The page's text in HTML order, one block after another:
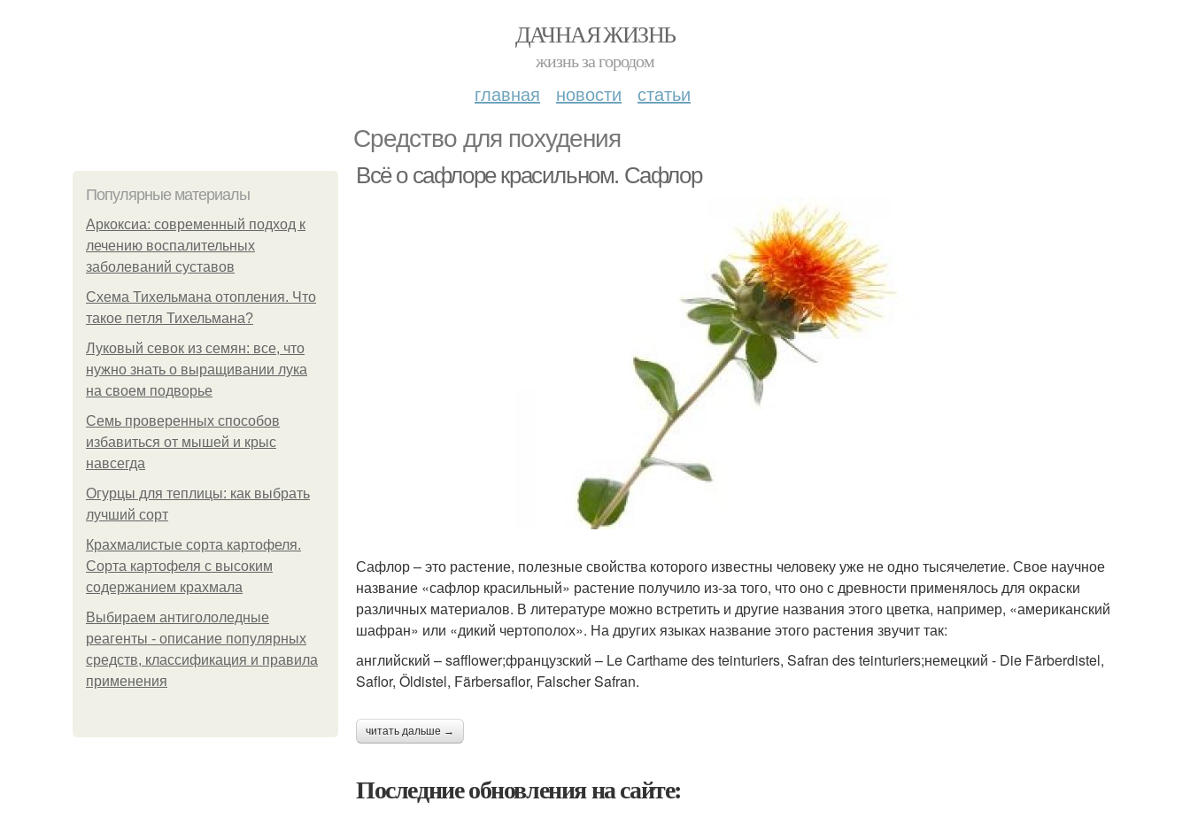
ДАЧНАЯ ЖИЗНЬ
жизнь за городом
главная новости статьи
Средство для похудения
Популярные материалы
Аркоксиа: современный подход к
лечению воспалительных
заболеваний суставов
Схема Тихельмана отопления. Что
такое петля Тихельмана?
Луковый севок из семян: все, что
нужно знать о выращивании лука
на своем подворье
Семь проверенных способов
избавиться от мышей и крыс
навсегда
Огурцы для теплицы: как выбрать
лучший сорт
Крахмалистые сорта картофеля.
Сорта картофеля с высоким
содержанием крахмала
Выбираем антигололедные
реагенты - описание популярных
средств, классификация и правила
применения
Всё о сафлоре красильном. Сафлор
Сафлор – это растение, полезные свойства которого известны человеку уже не одно тысячелетие. Свое научное
название «сафлор красильный» растение получило из-за того, что оно с древности применялось для окраски
различных материалов. В литературе можно встретить и другие названия этого цветка, например, «американский
шафран» или «дикий чертополох». На других языках название этого растения звучит так:
английский – safflower;французский – Le Carthame des teinturiers, Safran des teinturiers;немецкий - Die Färberdistel,
Saflor, Öldistel, Färbersaflor, Falscher Safran.
читать дальше →
Последние обновления на сайте: